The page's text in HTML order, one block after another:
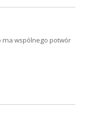
ma wspólnego potwór